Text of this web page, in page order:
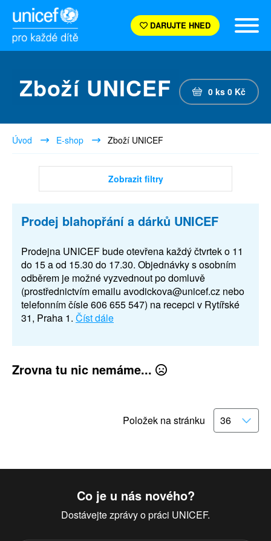
DARUJTE HNED
Zboží UNICEF 0 ks 0 Kč
Úvod E-shop Zboží UNICEF
Zobrazit filtry
Prodej blahopřání a dárků UNICEF
Prodejna UNICEF bude otevřena každý čtvrtek o 11
do 15 a od 15.30 do 17.30. Objednávky s osobním
odběrem je možné vyzvednout po domluvě
(prostřednictvím emailu avodickova@unicef.cz nebo
telefonním čísle 606 655 547) na recepci v Rytířské
31, Praha 1. Číst dále
Zrovna tu nic nemáme...
Položek na stránku
Co je u nás nového?
Dostávejte zprávy o práci UNICEF.